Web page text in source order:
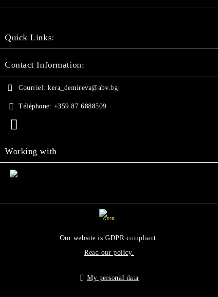
Quick Links:
Contact Information:
Courriel: kera_demireva@abv.bg
Téléphone: +359 87 6888509
Working with
GDPR
Our website is GDPR compliant.
Read our policy.
My personal data